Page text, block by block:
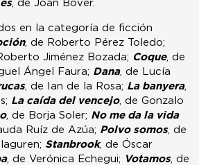
, de Joan Bover.
en la categoría de ficción
, de Roberto Pérez Toledo;
Jiménez Bozada; Coque, de
Ángel Faura; Dana, de Lucía
, de Ian de la Rosa; La banyera,
La caída del vencejo, de Gonzalo
, de Borja Soler; No me da la vida
Ruíz de Azúa; Polvo somos, de
Stanbrook, de Óscar
, de Verónica Echegui; Votamos, de